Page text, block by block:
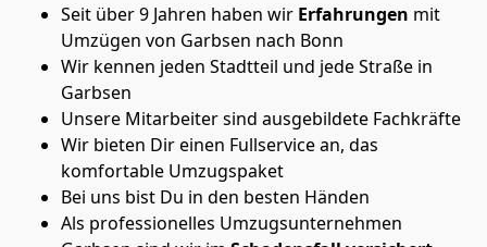
Seit über 9 Jahren haben wir Erfahrungen mit
Umzügen von Garbsen nach Bonn
Wir kennen jeden Stadtteil und jede Straße in
Garbsen
Unsere Mitarbeiter sind ausgebildete Fachkräfte
Wir bieten Dir einen Fullservice an, das
komfortable Umzugspaket
Bei uns bist Du in den besten Händen
Als professionelles Umzugsunternehmen